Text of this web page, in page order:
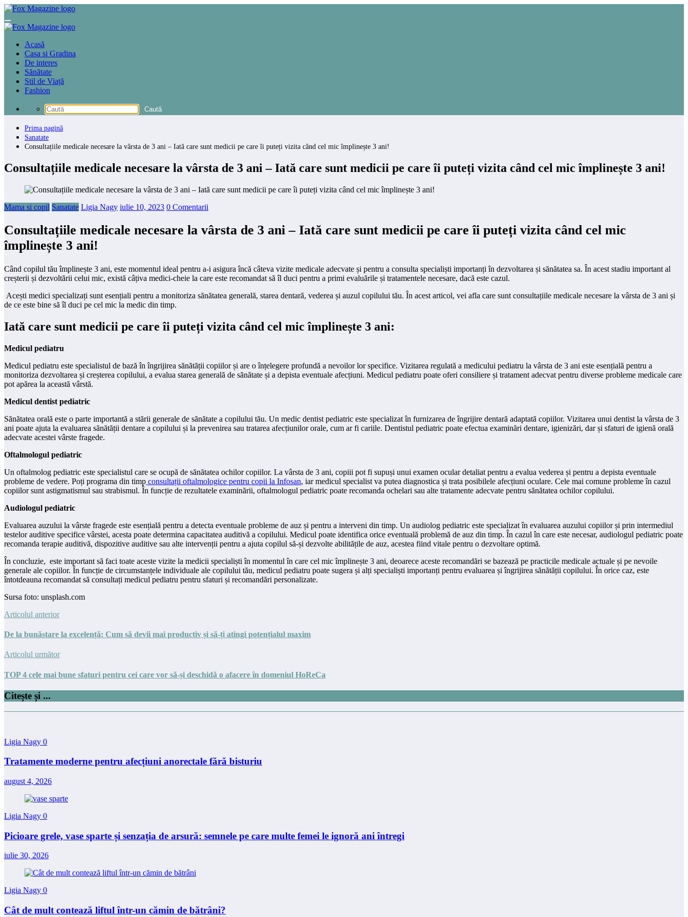
Sari
conținut
Acasă
Casa si Gradina
De interes
Sănătate
Stil de Viață
Fashion
Prima pagină
Sanatate
Consultațiile medicale necesare la vârsta de 3 ani – Iată care sunt medicii pe care îi puteți vizita când cel mic împlinește 3 ani!
Consultațiile medicale necesare la vârsta de 3 ani – Iată care sunt medicii pe care îi puteți vizita când cel mic împlinește 3 ani!
Mama si copil Sanatate Ligia Nagy iulie 10, 2023 0 Comentarii
Consultațiile medicale necesare la vârsta de 3 ani – Iată care sunt medicii pe care îi puteți vizita când cel mic
împlinește 3 ani!
Când copilul tău împlinește 3 ani, este momentul ideal pentru a-i asigura încă câteva vizite medicale adecvate și pentru a consulta specialiști importanți în dezvoltarea și sănătatea sa. În acest stadiu important al
creșterii și dezvoltării celui mic, există câțiva medici-cheie la care este recomandat să îl duci pentru a primi evaluările și tratamentele necesare, dacă este cazul.
Acești medici specializați sunt esențiali pentru a monitoriza sănătatea generală, starea dentară, vederea și auzul copilului tău. În acest articol, vei afla care sunt consultațiile medicale necesare la vârsta de 3 ani și
de ce este bine să îl duci pe cel mic la medic din timp.
Iată care sunt medicii pe care îi puteți vizita când cel mic împlinește 3 ani:
Medicul pediatru
Medicul pediatru este specialistul de bază în îngrijirea sănătății copiilor și are o înțelegere profundă a nevoilor lor specifice. Vizitarea regulată a medicului pediatru la vârsta de 3 ani este esențială pentru a
monitoriza dezvoltarea și creșterea copilului, a evalua starea generală de sănătate și a depista eventuale afecțiuni. Medicul pediatru poate oferi consiliere și tratament adecvat pentru diverse probleme medicale care
pot apărea la această vârstă.
Medicul dentist pediatric
Sănătatea orală este o parte importantă a stării generale de sănătate a copilului tău. Un medic dentist pediatric este specializat în furnizarea de îngrijire dentară adaptată copiilor. Vizitarea unui dentist la vârsta de 3
ani poate ajuta la evaluarea sănătății dentare a copilului și la prevenirea sau tratarea afecțiunilor orale, cum ar fi cariile. Dentistul pediatric poate efectua examinări dentare, igienizări, dar și sfaturi de igienă orală
adecvate acestei vârste fragede.
Oftalmologul pediatric
Un oftalmolog pediatric este specialistul care se ocupă de sănătatea ochilor copiilor. La vârsta de 3 ani, copiii pot fi supuși unui examen ocular detaliat pentru a evalua vederea și pentru a depista eventuale
probleme de vedere. Poți programa din timp consultații oftalmologice pentru copii la Infosan, iar medicul specialist va putea diagnostica și trata posibilele afecțiuni oculare. Cele mai comune probleme în cazul
copiilor sunt astigmatismul sau strabismul. În funcție de rezultatele examinării, oftalmologul pediatric poate recomanda ochelari sau alte tratamente adecvate pentru sănătatea ochilor copilului.
Audiologul pediatric
Evaluarea auzului la vârste fragede este esențială pentru a detecta eventuale probleme de auz și pentru a interveni din timp. Un audiolog pediatric este specializat în evaluarea auzului copiilor și prin intermediul
testelor auditive specifice vârstei, acesta poate determina capacitatea auditivă a copilului. Medicul poate identifica orice eventuală problemă de auz din timp. În cazul în care este necesar, audiologul pediatric poate
recomanda terapie auditivă, dispozitive auditive sau alte intervenții pentru a ajuta copilul să-și dezvolte abilitățile de auz, acestea fiind vitale pentru o dezvoltare optimă.
În concluzie, este important să faci toate aceste vizite la medicii specialiști în momentul în care cel mic împlinește 3 ani, deoarece aceste recomandări se bazează pe practicile medicale actuale și pe nevoile
generale ale copiilor. În funcție de circumstanțele individuale ale copilului tău, medicul pediatru poate sugera și alți specialiști importanți pentru evaluarea și îngrijirea sănătății copilului. În orice caz, este
întotdeauna recomandat să consultați medicul pediatru pentru sfaturi și recomandări personalizate.
Sursa foto: unsplash.com
Articolul anterior
De la bunăstare la excelență: Cum să devii mai productiv și să-ți atingi potențialul maxim
Articolul următor
TOP 4 cele mai bune sfaturi pentru cei care vor să-și deschidă o afacere în domeniul HoReCa
Citește și ...
Ligia Nagy 0
Tratamente moderne pentru afecțiuni anorectale fără bisturiu
august 4, 2026
Ligia Nagy 0
Picioare grele, vase sparte și senzația de arsură: semnele pe care multe femei le ignoră ani întregi
iulie 30, 2026
Ligia Nagy 0
Cât de mult contează liftul într-un cămin de bătrâni?